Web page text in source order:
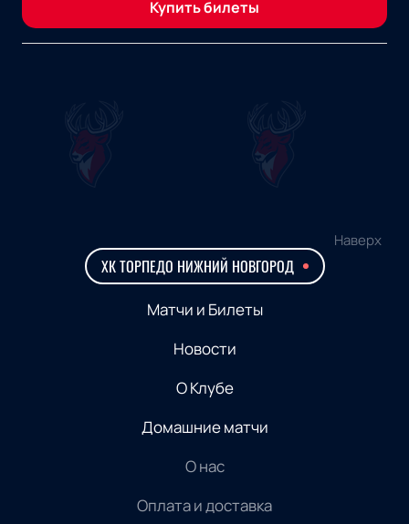
Купить билеты
Наверх
ХК ТОРПЕДО НИЖНИЙ НОВГОРОД
Матчи и Билеты
Новости
О Клубе
Домашние матчи
О нас
Оплата и доставка